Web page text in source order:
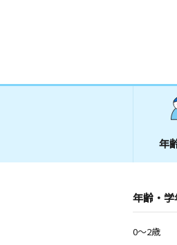
長野県
長野県
長野県
年
年齢・
0～2歳